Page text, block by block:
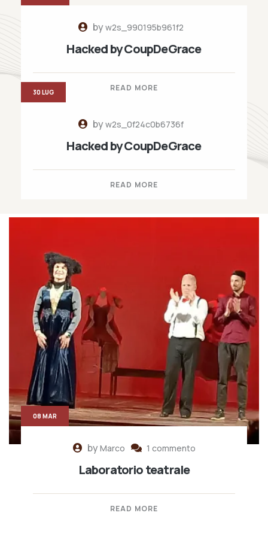
byw2s_990195b961f2
Hacked by CoupDeGrace
READ MORE
byw2s_0f24c0b6736f
Hacked by CoupDeGrace
READ MORE
30 LUG
byMarco 1 commento
Laboratorio teatrale
READ MORE
08 MAR